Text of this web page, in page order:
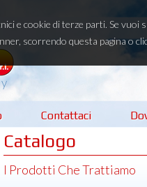
e cookie di terze parti. Se vuoi
scorrendo questa pagina o
Contattaci
Catalogo
I Prodotti Che Trattiamo